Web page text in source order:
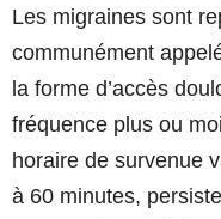
Les migraines sont
communément
la forme d’accès
fréquence plus ou
horaire de survenue
à 60 minutes,